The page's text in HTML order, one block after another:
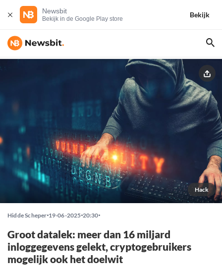
Newsbit
Bekijk in de Google Play store
Bekijk
Hack
Hidde Scheper 19-06-2025 20:30
Groot datalek: meer dan 16 miljard
inloggegevens gelekt, cryptogebruikers
mogelijk ook het doelwit